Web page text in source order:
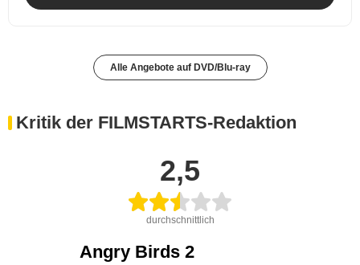
Alle Angebote auf DVD/Blu-ray
Kritik der FILMSTARTS-Redaktion
2,5
durchschnittlich
Angry Birds 2